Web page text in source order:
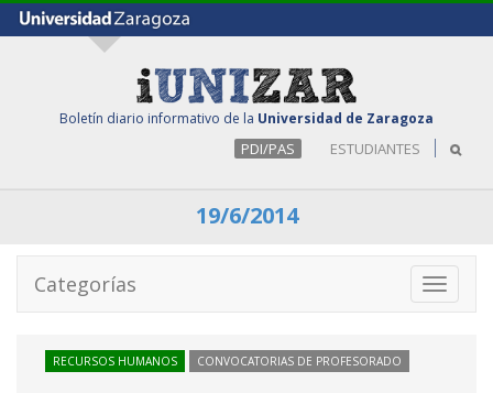
Boletín diario informativo de la Universidad de Zaragoza
PDI/PAS ESTUDIANTES
19/6/2014
Toggle
Categorías
RECURSOS HUMANOS CONVOCATORIAS DE PROFESORADO